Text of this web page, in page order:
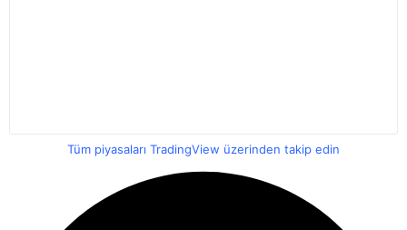
Tüm piyasaları TradingView üzerinden takip edin